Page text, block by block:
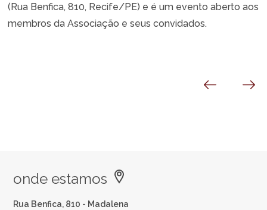
(Rua Benfica, 810, Recife/PE) e é um evento aberto aos
membros da Associação e seus convidados.
onde estamos
Rua Benfica, 810 - Madalena